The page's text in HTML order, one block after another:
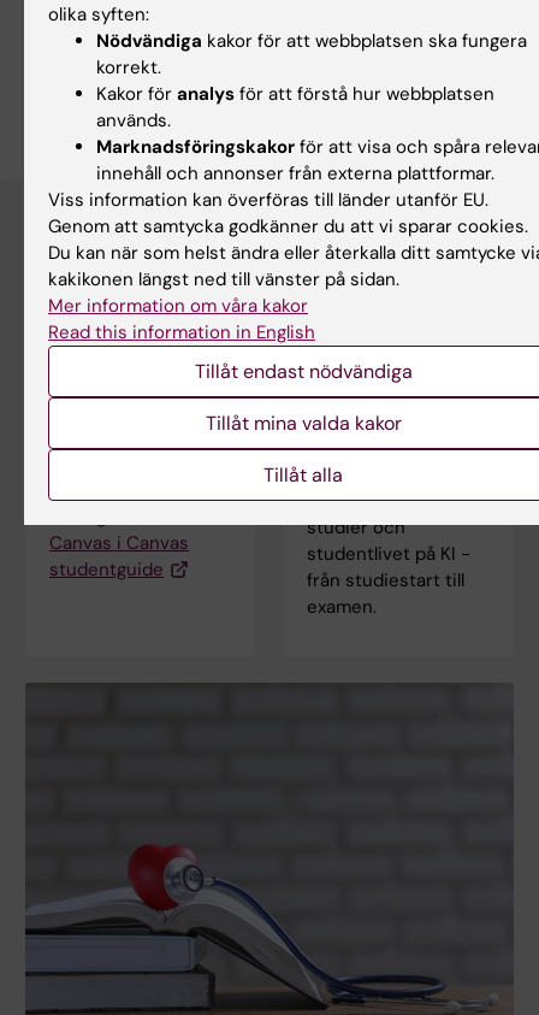
Kursanalys 2LA000 Basvetenskap 1 VT25
207.21 KB)
Kursanalys 2LA000 Basvetenskap 1 VT26 (PDF,
310.87 KB)
Canvas i Canvas
studentguide
Student på KI
Här hittar du
information om
sådant som rör dina
studier och
studentlivet på KI -
från studiestart till
examen.
olika syften:
Nödvändiga kakor för att webbplatsen ska fungera
korrekt.
Kakor för analys för att förstå hur webbplatsen
används.
Marknadsföringskakor för att visa och spåra
innehåll och annonser från externa plattformar.
Viss information kan överföras till länder utanför EU.
Genom att samtycka godkänner du att vi sparar cookies.
Du kan när som helst ändra eller återkalla ditt samtycke
kakikonen längst ned till vänster på sidan.
Mer information om våra kakor
Read this information in English
Tillåt endast nödvändiga
Tillåt mina valda kakor
Tillåt alla